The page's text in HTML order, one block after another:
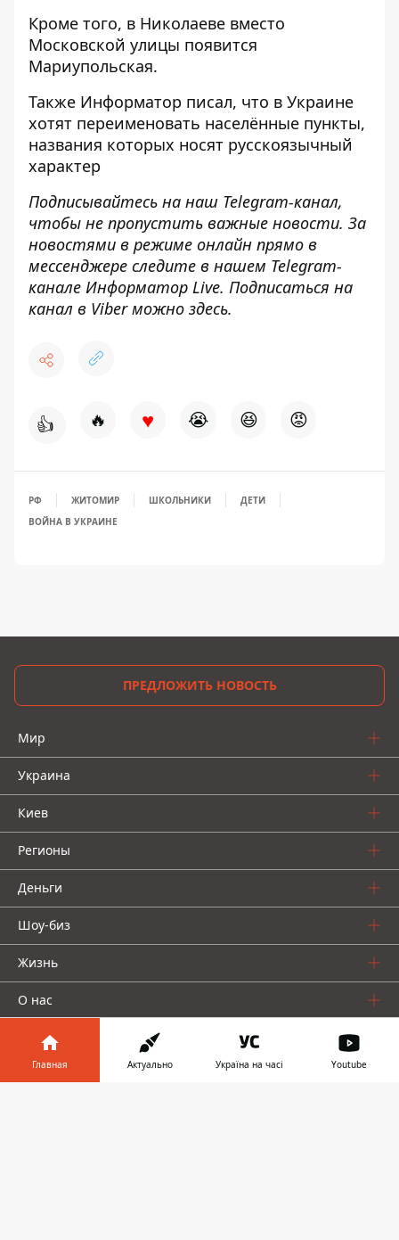
Кроме того, в Николаеве вместо
Московской улицы появится
Мариупольская.
Также Информатор писал, что в Украине
хотят переименовать населённые пункты,
названия которых носят русскоязычный
характер
Подписывайтесь на наш Telegram-канал,
чтобы не пропустить важные новости. За
новостями в режиме онлайн прямо в
мессенджере следите в нашем Telegram-
канале Информатор Live. Подписаться на
канал в Viber можно здесь.
👍 🔥 ♥ 😭 😆 😡
РФ ЖИТОМИР ШКОЛЬНИКИ
ДЕТИ
ВОЙНА В УКРАИНЕ
ПРЕДЛОЖИТЬ НОВОСТЬ
Мир
Украина
Киев
Регионы
Деньги
Шоу-биз
Жизнь
О нас
Главная Актуально Україна на часі Youtube